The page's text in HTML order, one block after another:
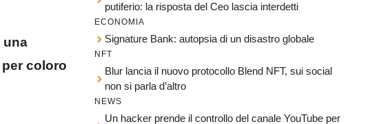
una
coloro
putiferio: la risposta del Ceo lascia interdetti
ECONOMIA
Signature Bank: autopsia di un disastro globale
NFT
Blur lancia il nuovo protocollo Blend NFT, sui social
non si parla d’altro
NEWS
Un hacker prende il controllo del canale YouTube per